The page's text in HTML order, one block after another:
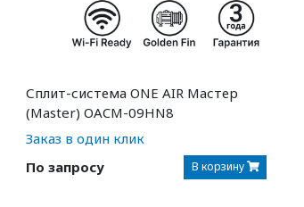
Сплит-система ONE AIR Мастер
(Master) OACM-09HN8
Заказ в один клик
По запросу
В корзину